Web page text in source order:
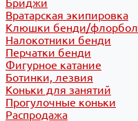
Бриджи
Вратарская экипировка
Клюшки бенди/флорбол
Налокотники бенди
Перчатки бенди
Фигурное катание
Ботинки, лезвия
Коньки для занятий
Прогулочные коньки
Распродажа